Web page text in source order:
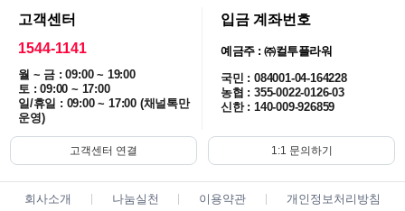
고객센터
1544-1141
월 ~ 금 : 09:00 ~ 19:00
토 : 09:00 ~ 17:00
일/휴일 : 09:00 ~ 17:00 (채널톡만
운영)
입금 계좌번호
예금주 : ㈜컬투플라워
국민 : 084001-04-164228
농협 : 355-0022-0126-03
신한 : 140-009-926859
고객센터 연결 1:1 문의하기
회사소개 나눔실천 이용약관 개인정보처리방침